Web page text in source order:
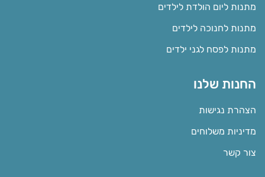
מתנות ליום הולדת לילדים
מתנות לחנוכה לילדים
מתנות לפסח לגני ילדים
החנות שלנו
הצהרת נגישות
מדיניות משלוחים
צור קשר